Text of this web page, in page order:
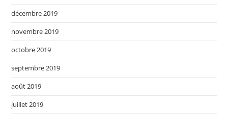
décembre 2019
novembre 2019
octobre 2019
septembre 2019
août 2019
juillet 2019